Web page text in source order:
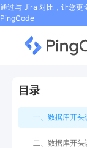
通过与 Jira 对比，让您更
PingCode
目录
一、数据库开头
二、数据库开头